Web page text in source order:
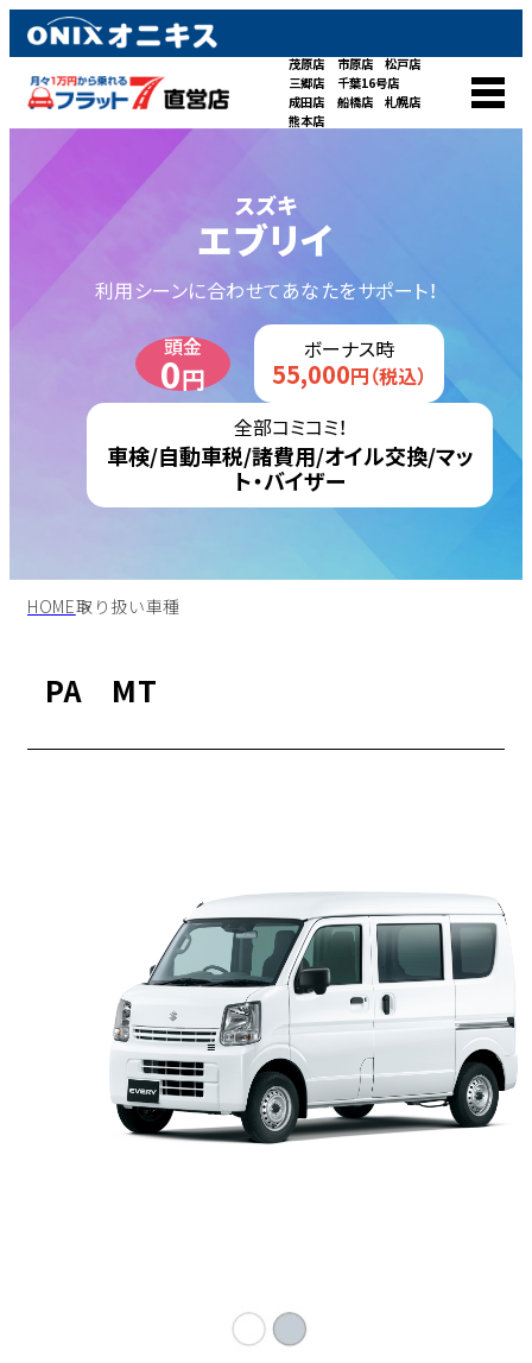
茂原店 市原店
松戸店
三郷店
千葉16号店
成田店
船橋店
札幌店
熊本店
スズキ
エブリイ
利用シーンに合わせてあなたをサポート！
頭金
0円
ボーナス時
55,000円（税込）
全部コミコミ！
車検/自動車税/諸費用/オイル交換/マッ
ト・バイザー
HOME取り扱い車種
PA MT